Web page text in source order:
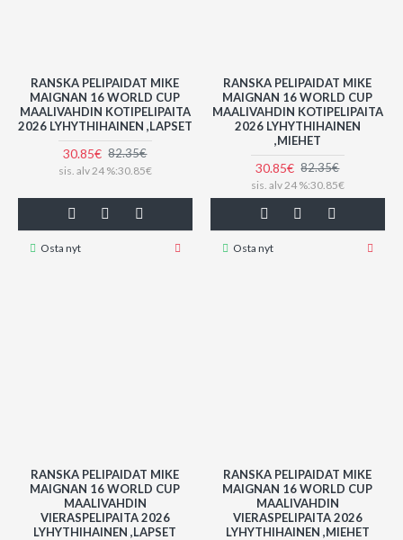
RANSKA PELIPAIDAT MIKE
MAIGNAN 16 WORLD CUP
MAALIVAHDIN KOTIPELIPAITA
2026 LYHYTHIHAINEN ,LAPSET
30.85€ 82.35€
sis. alv 24 %:30.85€
Osta nyt
RANSKA PELIPAIDAT MIKE
MAIGNAN 16 WORLD CUP
MAALIVAHDIN KOTIPELIPAITA
2026 LYHYTHIHAINEN
,MIEHET
30.85€ 82.35€
sis. alv 24 %:30.85€
Osta nyt
RANSKA PELIPAIDAT MIKE
MAIGNAN 16 WORLD CUP
MAALIVAHDIN
VIERASPELIPAITA 2026
LYHYTHIHAINEN ,LAPSET
RANSKA PELIPAIDAT MIKE
MAIGNAN 16 WORLD CUP
MAALIVAHDIN
VIERASPELIPAITA 2026
LYHYTHIHAINEN ,MIEHET